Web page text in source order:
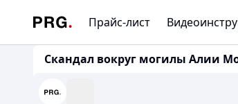
Прайс-лист
Скандал вокруг могилы Алии